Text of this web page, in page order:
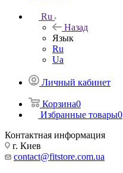
Ru
Назад
Язык
Ru
Ua
Личный кабинет
Корзина0
Избранные товары0
Контактная информация
г. Киев
contact@fitstore.com.ua